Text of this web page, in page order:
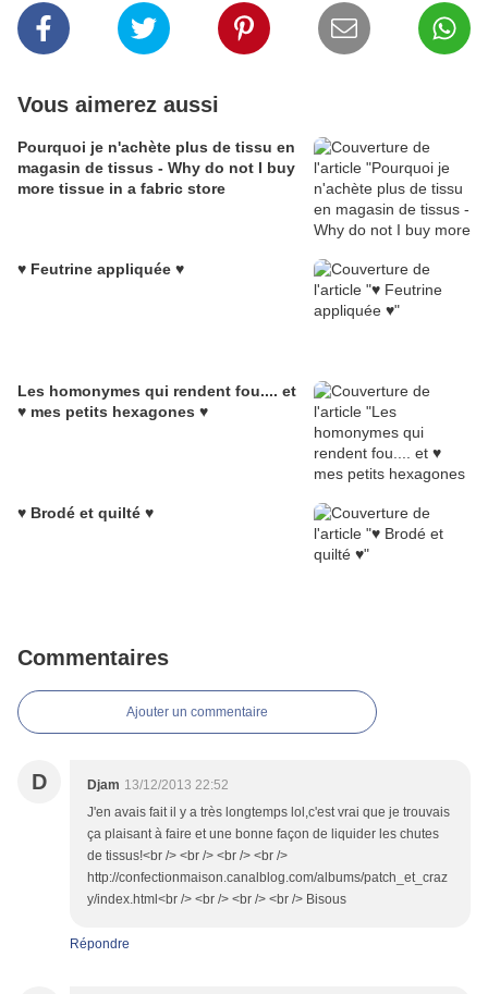
Vous aimerez aussi
Pourquoi je n'achète plus de tissu en
magasin de tissus - Why do not I buy
more tissue in a fabric store
♥ Feutrine appliquée ♥
Les homonymes qui rendent fou.... et
♥ mes petits hexagones ♥
♥ Brodé et quilté ♥
Commentaires
Ajouter un commentaire
D Djam 13/12/2013 22:52
J'en avais fait il y a très longtemps lol,c'est vrai que je trouvais
ça plaisant à faire et une bonne façon de liquider les chutes
de tissus!<br /> <br /> <br /> <br />
http://confectionmaison.canalblog.com/albums/patch_et_craz
y/index.html<br /> <br /> <br /> <br /> Bisous
Répondre